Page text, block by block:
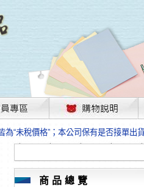
動漲幅甚大，部份上游供應商已採取
“未稅價格”；本公司保有是否接單出
動，下單前請先跟客服人員確認最新
為“未稅價格”；本公司保有是否接單出
現短缺，遂待客服人員跟您確認訂單
為“未稅價格”；本公司保有是否接單出
商品總覽